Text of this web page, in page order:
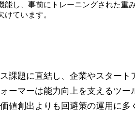
し、事前にトレーニングされた重
けています。
課題に直結し、企業やスタート
ーマーは能力向上を支えるツー
値創出よりも回避策の運用に多